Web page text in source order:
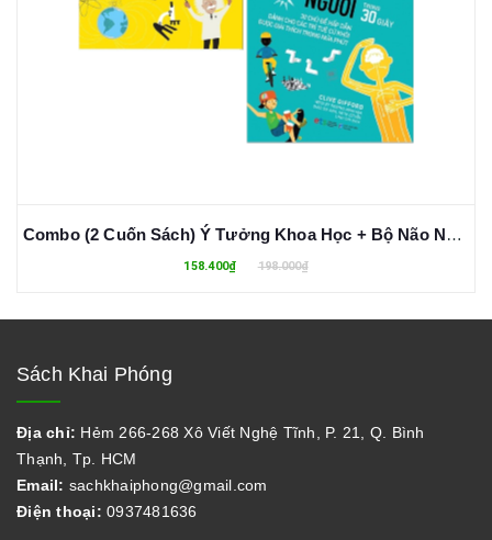
Combo (2 Cuốn Sách) Ý Tưởng Khoa Học + Bộ Não Người Trong 30 Giây
158.400₫ 198.000₫
Sách Khai Phóng
Địa chỉ: Hẻm 266-268 Xô Viết Nghệ Tĩnh, P. 21, Q. Bình
Thạnh, Tp. HCM
Email: sachkhaiphong@gmail.com
Điện thoại: 0937481636